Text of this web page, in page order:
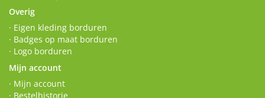
Overig
· Eigen kleding borduren
· Badges op maat borduren
· Logo borduren
Mijn account
· Mijn account
· Bestelhistorie